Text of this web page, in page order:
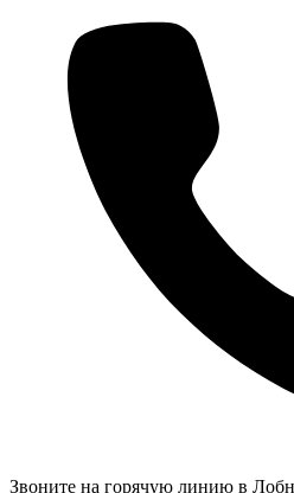
Звоните на горячую линию в